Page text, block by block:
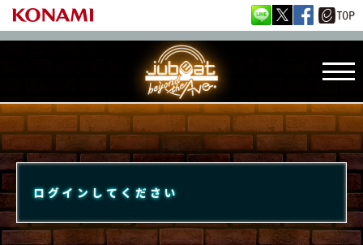
ログインしてください